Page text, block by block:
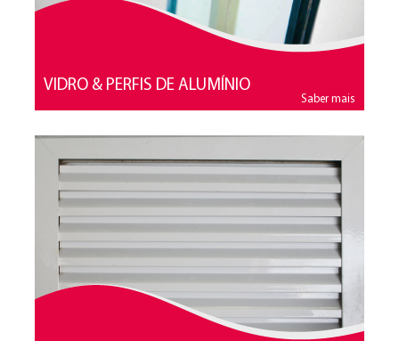
VIDRO & PERFIS DE ALUMÍNIO
Saber mais